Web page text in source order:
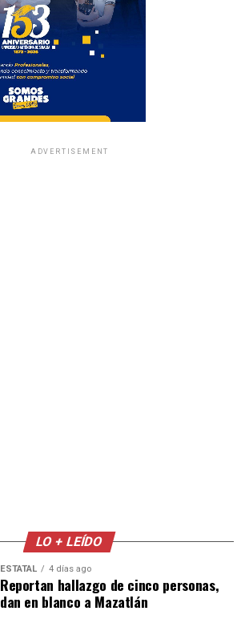
ADVERTISEMENT
LO + LEÍDO
ESTATAL 4 días ago
Reportan hallazgo de cinco personas,
dan en blanco a Mazatlán